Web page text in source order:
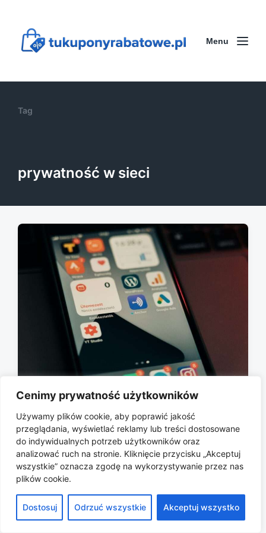
Cenimy prywatność użytkowników
Używamy plików cookie, aby poprawić jakość
przeglądania, wyświetlać reklamy lub treści dostosowane
do indywidualnych potrzeb użytkowników oraz
analizować ruch na stronie. Kliknięcie przycisku „Akceptuj
wszystkie” oznacza zgodę na wykorzystywanie przez nas
plików cookie.
Dostosuj Odrzuć wszystkie Akceptuj wszystko
Menu
Tag
prywatność w sieci
Jak skutecznie blokujemy reklamy i
co na to rynek marketingowy?
P
o
s
t
t
2026-06-08
Copyright © 2026 All rights reserved.